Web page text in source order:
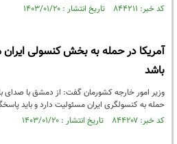
کد خبر: ۸۴۴۲۱۱ تاریخ انتشار : ۱۴۰۳/۰۱/۲۰
آمریکا در حمله به بخش کنسولی
باشد
وزیر امور خارجه کشورمان گفت: از دمشق با صدای
حمله به کنسولگری ایران مسئولیت دارد و باید
کد خبر: ۸۴۴۲۰۷ تاریخ انتشار : ۱۴۰۳/۰۱/۲۰